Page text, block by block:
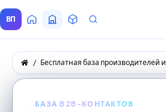
ВП ГлавнаяВсе Поставщики
ТоварыЗапросы покупателей
БАЗА B2B-КОНТАКТОВ